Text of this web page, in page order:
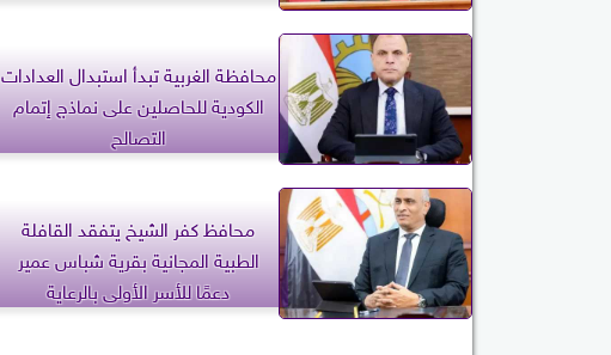
محافظة الغربية تبدأ استبدال العدادات
الكودية للحاصلين على نماذج إتمام
التصالح
محافظ كفر الشيخ يتفقد القافلة
الطبية المجانية بقرية شباس عمير
دعمًا للأسر الأولى بالرعاية